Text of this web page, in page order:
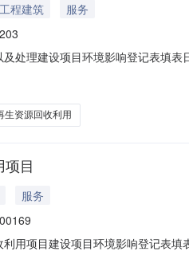
工程建筑
服务
处理建设项目环境影响登记表填
影响评价分类管理名录》中应当
生资源回收利用
目
服务
用项目建设项目环境影响登记表